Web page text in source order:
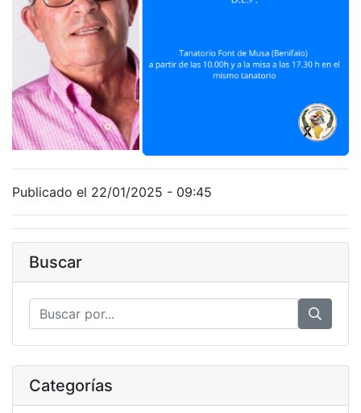
Publicado el 22/01/2025 - 09:45
Buscar
Categorías